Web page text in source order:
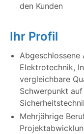
den Kunden
Ihr Profil
Abgeschlossene
Elektrotechnik,
vergleichbare
Schwerpunkt
Mehrjährige